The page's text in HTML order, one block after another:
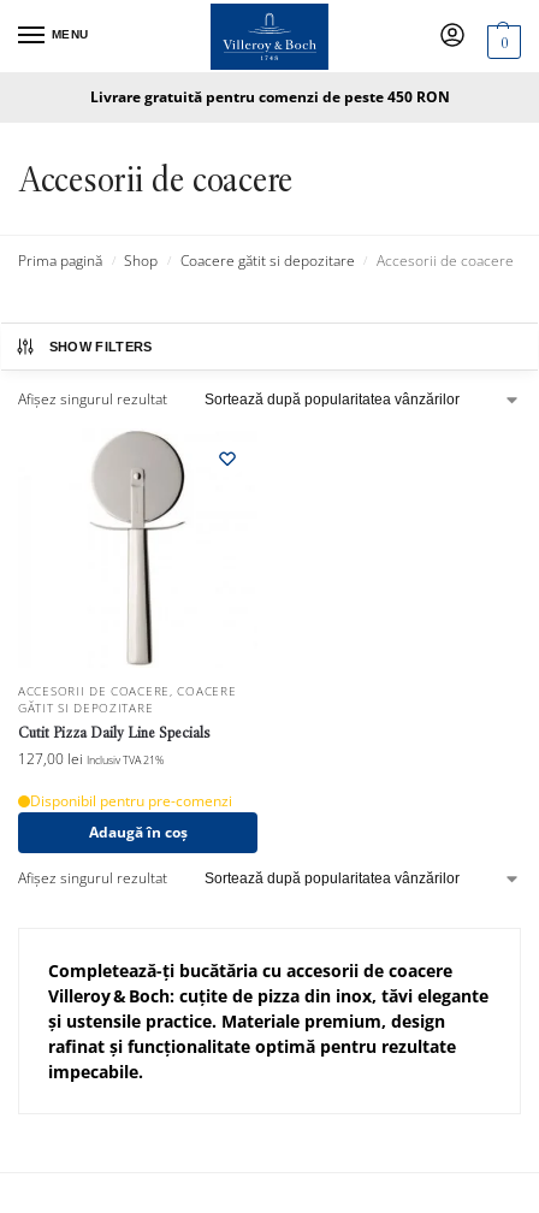
MENU 0
Livrare gratuită pentru comenzi de peste 450 RON
Accesorii de coacere
Prima pagină / Shop / Coacere gătit si depozitare / Accesorii de coacere
SHOW FILTERS
Afișez singurul rezultat
ACCESORII DE COACERE,COACERE
GĂTIT SI DEPOZITARE
Cutit Pizza Daily Line Specials
127,00 lei Inclusiv TVA 21%
Disponibil pentru pre-comenzi
Adaugă în coș
Afișez singurul rezultat
Completează-ți bucătăria cu accesorii de coacere
Villeroy & Boch: cuțite de pizza din inox, tăvi elegante
și ustensile practice. Materiale premium, design
rafinat și funcționalitate optimă pentru rezultate
impecabile.